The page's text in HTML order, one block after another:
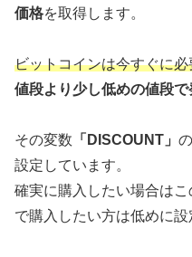
価格を取得します。
ビットコインは今すぐに
値段より少し低めの値段で
その変数 「DISCOUNT」
設定しています。
確実に購入したい場合は
で購入したい方は低めに設